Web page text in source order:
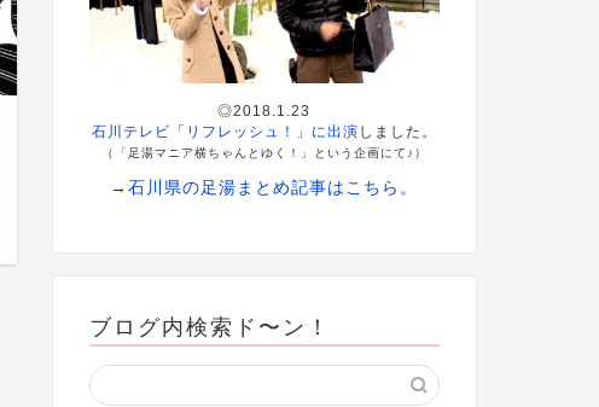
◎2018.1.23
石川テレビ「リフレッシュ！」に出演 しました。
（「足湯マニア横ちゃんとゆく！」という企画にて♪）
→石川県の足湯まとめ記事はこちら 。
ブログ内検索ド〜ン！